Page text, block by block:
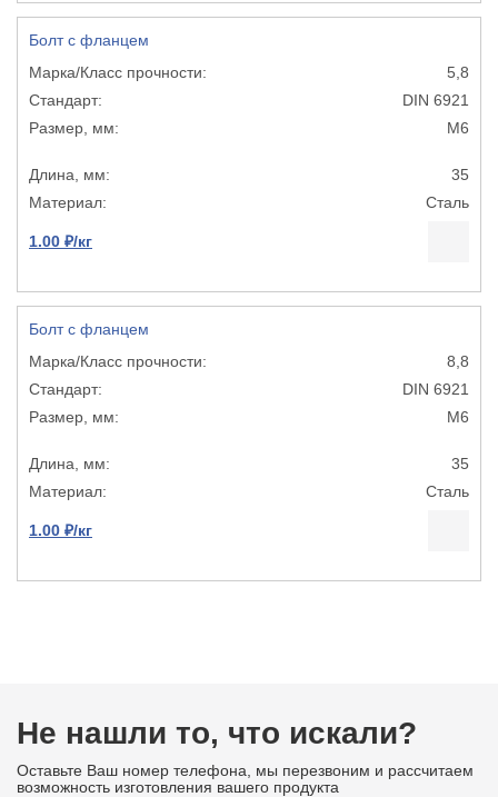
Болт с фланцем
5,8
DIN 6921
М6
35
Сталь
1.00 ₽/кг
Болт с фланцем
8,8
DIN 6921
М6
35
Сталь
1.00 ₽/кг
Не нашли то, что искали?
Оставьте Ваш номер телефона, мы перезвоним и рассчитаем
возможность изготовления вашего продукта